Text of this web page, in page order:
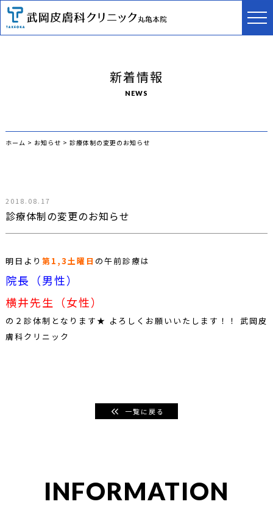
新着情報
NEWS
ホーム > お知らせ > 診療体制の変更のお知らせ
診療体制の変更のお知らせ
2018.08.17
明日より 第1,3土曜日 の午前診療は
院長（男性）
横井先生（女性）
の２診体制となります★ よろしくお願いいたします！！ 武岡皮
膚科クリニック
一覧に戻る
INFORMATION